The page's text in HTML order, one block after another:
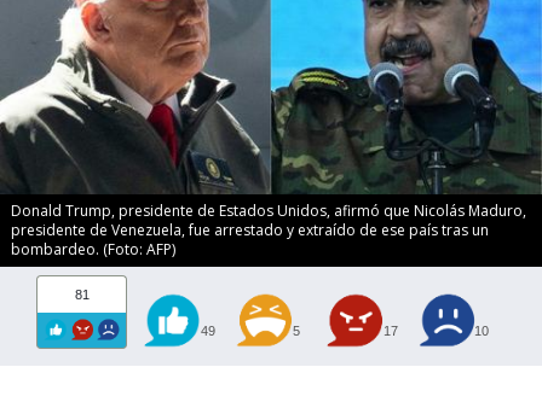
Donald Trump, presidente de Estados Unidos, afirmó que Nicolás Maduro,
presidente de Venezuela, fue arrestado y extraído de ese país tras un
bombardeo. (Foto: AFP)
81
49 5 17 10